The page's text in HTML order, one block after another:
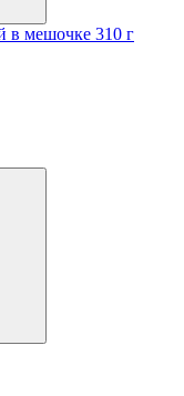
в мешочке 310 г